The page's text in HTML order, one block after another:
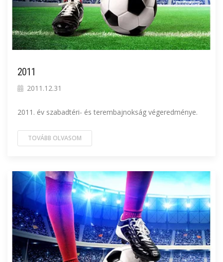
2011
2011.12.31
2011. év szabadtéri- és terembajnokság végeredménye.
TOVÁBB OLVASOM